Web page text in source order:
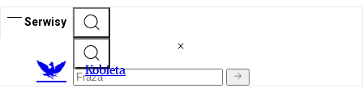
Serwisy
Kobieta